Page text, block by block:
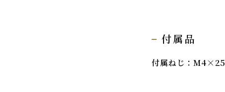
付属品
付属ねじ：M4×25